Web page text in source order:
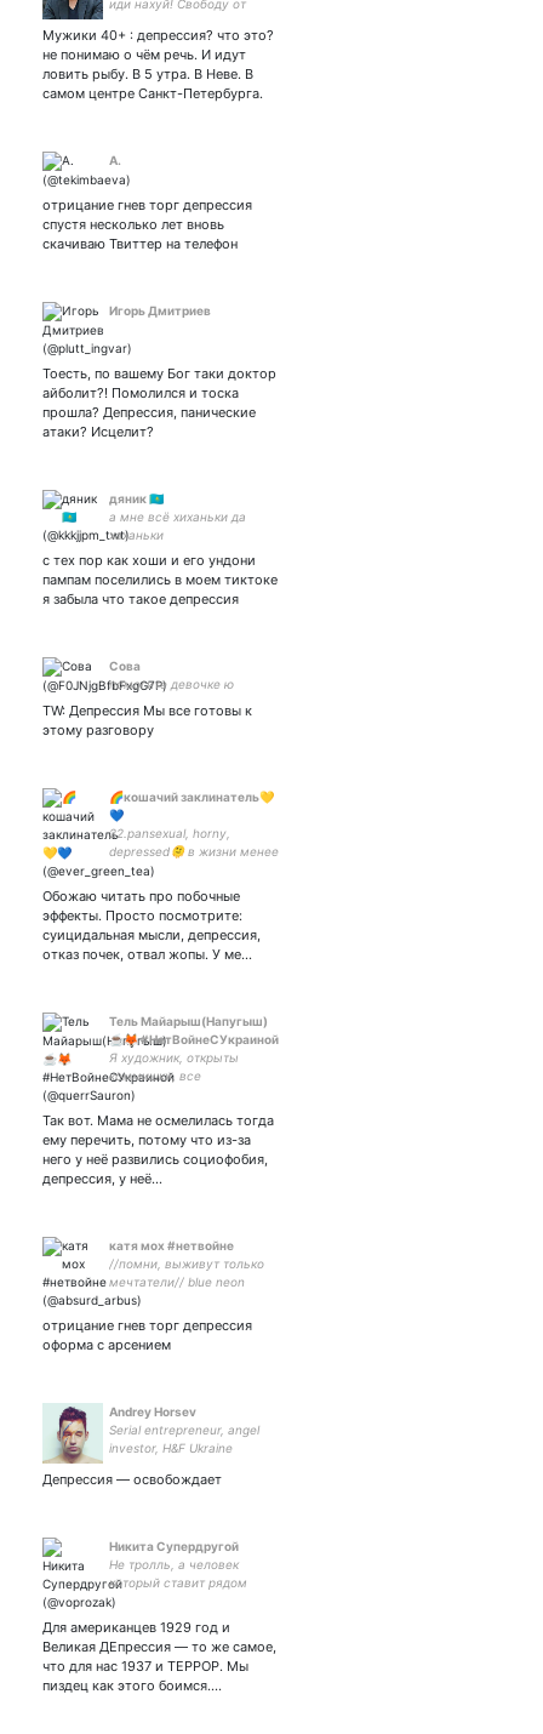
иди нахуй! Свободу от
захватили нашу страну, а
теперь сеят смерть в
чужой!
Мужики 40+ : депрессия? что это?
не понимаю о чём речь. И идут
ловить рыбу. В 5 утра. В Неве. В
самом центре Санкт-Петербурга.
A.
отрицание гнев торг депрессия
спустя несколько лет вновь
скачиваю Твиттер на телефон
Игорь Дмитриев
Тоесть, по вашему Бог таки доктор
айболит?! Помолился и тоска
прошла? Депрессия, панические
атаки? Исцелит?
дяник 🇰🇿
а мне всё хиханьки да
хаханьки
с тех пор как хоши и его ундони
пампам поселились в моем тиктоке
я забыла что такое депрессия
Сова
помогите девочке ю
TW: Депрессия Мы все готовы к
этому разговору
🌈кошачий заклинатель💛
💙
22.pansexual, horny,
depressed🫠 в жизни менее
секси, более хорни.
Обожаю читать про побочные
эффекты. Просто посмотрите:
суицидальная мысли, депрессия,
отказ почек, отвал жопы. У ме…
Тель Майарыш(Напугыш)
☕🦊 #НетВойнеСУкраиной
Я художник, открыты
коммишки, все
подробности в закрепе♡ В
лис, люблю рисовать, кофе
с молоком, фентези и
покушать, да🏹📜
Так вот. Мама не осмелилась тогда
ему перечить, потому что из-за
него у неё развились социофобия,
депрессия, у неё…
катя мох #нетвойне
//помни, выживут только
мечтатели// blue neon
skies// #китаефд
#геншин #импрофд// моя
жена и мать моих детей
отрицание гнев торг депрессия
оформа с арсением
Andrey Horsev
Serial entrepreneur, angel
investor, H&F Ukraine
Депрессия — освобождает
Никита Супердругой
Не тролль, а человек
который ставит рядом
факты, от которых у вас
уёбки
Для американцев 1929 год и
Великая ДЕпрессия — то же самое,
что для нас 1937 и ТЕРРОР. Мы
пиздец как этого боимся.…